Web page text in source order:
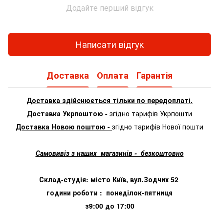
Додайте перший відгук
Написати відгук
Доставка Оплата Гарантія
Доставка здійснюється тільки по передоплаті.
Доставка Укрпоштою - згідно тарифів Укрпошти
Доставка Новою поштою - згідно тарифів Нової пошти
Самовивіз з наших магазинів - безкоштовно
Склад-студія: місто Київ, вул.Зодчих 52
години роботи : понеділок-пятниця
з9:00 до 17:00